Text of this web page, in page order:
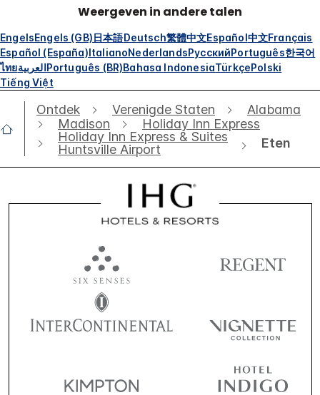
Weergeven in andere talen
EngelsEngels (GB)日本語Deutsch繁體中文Español中文Français
Español (España)ItalianoNederlandsРусскийPortuguês한국어
ไทยالعربيةPortuguês (BR)Bahasa IndonesiaTürkçePolski
Tiếng Việt
Ontdek Verenigde Staten
Alabama
Madison
Holiday Inn Express
Holiday Inn Express & Suites
Huntsville Airport
Eten